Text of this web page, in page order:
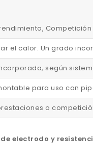
Competición
el calor. Un grado
según
para uso con
o
electrodo y